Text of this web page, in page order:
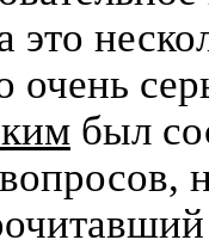
это
очень
был